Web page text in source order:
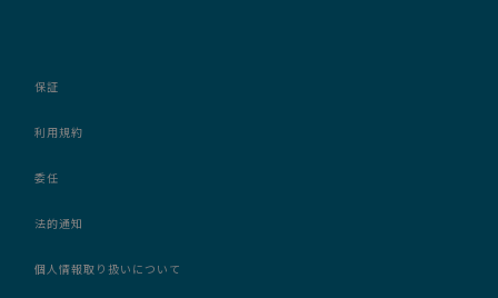
保証
利用規約
委任
法的通知
個人情報取り扱いについて